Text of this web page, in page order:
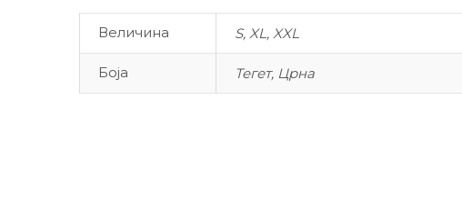
Величина S, XL, XXL
Боја Тегет, Црна